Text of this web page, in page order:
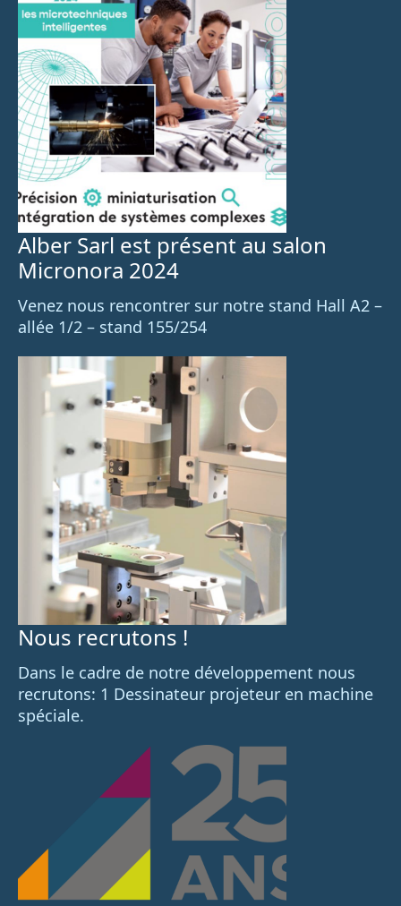
Alber Sarl est présent au salon
Micronora 2024
Venez nous rencontrer sur notre stand Hall A2 –
allée 1/2 – stand 155/254
Nous recrutons !
Dans le cadre de notre développement nous
recrutons: 1 Dessinateur projeteur en machine
spéciale.